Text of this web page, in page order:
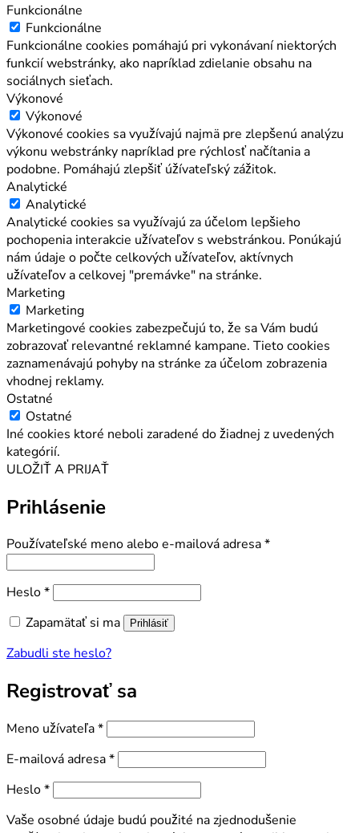
Funkcionálne
Funkcionálne
Funkcionálne cookies pomáhajú pri vykonávaní niektorých
funkcií webstránky, ako napríklad zdielanie obsahu na
sociálnych sieťach.
Výkonové
Výkonové
Výkonové cookies sa využívajú najmä pre zlepšenú analýzu
výkonu webstránky napríklad pre rýchlosť načítania a
podobne. Pomáhajú zlepšiť úžívateľský zážitok.
Analytické
Analytické
Analytické cookies sa využívajú za účelom lepšieho
pochopenia interakcie užívateľov s webstránkou. Ponúkajú
nám údaje o počte celkových užívateľov, aktívnych
užívateľov a celkovej "premávke" na stránke.
Marketing
Marketing
Marketingové cookies zabezpečujú to, že sa Vám budú
zobrazovať relevantné reklamné kampane. Tieto cookies
zaznamenávajú pohyby na stránke za účelom zobrazenia
vhodnej reklamy.
Ostatné
Ostatné
Iné cookies ktoré neboli zaradené do žiadnej z uvedených
kategórií.
ULOŽIŤ A PRIJAŤ
Prihlásenie
Používateľské meno alebo e-mailová adresa*Povinné
Heslo*Povinné
Zapamätať si ma
Prihlásiť
Zabudli ste heslo?
Registrovať sa
Meno užívateľa*Povinné
E-mailová adresa*Povinné
Heslo*Povinné
Vaše osobné údaje budú použité na zjednodušenie